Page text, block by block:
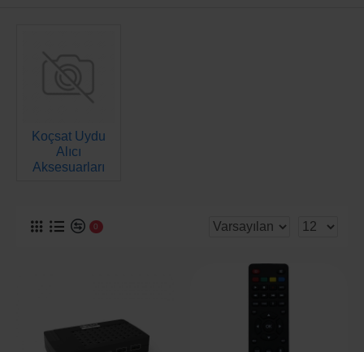
Koçsat Uydu
Alıcı
Aksesuarları
0